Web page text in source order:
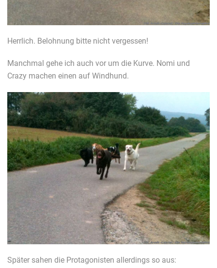
Herrlich. Belohnung bitte nicht vergessen!
Manchmal gehe ich auch vor um die Kurve. Nomi und
Crazy machen einen auf Windhund.
Später sahen die Protagonisten allerdings so aus: